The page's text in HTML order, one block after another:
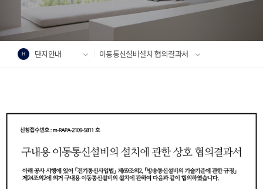
단지안내 이동통신설비설치 협의결과서